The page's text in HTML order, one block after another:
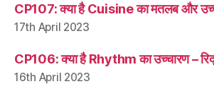
CP107: क्या है Cuisine का मतलब और
17th April 2023
CP106: क्या है Rhythm का उच्चारण –
16th April 2023